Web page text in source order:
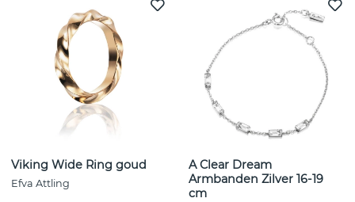
Viking Wide Ring goud
Efva Attling
A Clear Dream
Armbanden Zilver 16-19
cm